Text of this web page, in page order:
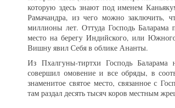
которую здесь знают под именем
Рамачандра, из чего можно заключить,
миллионы лет. Оттуда Господь Баларама
место на берегу Индийского, или
Вишну явил Себя в облике Ананты.
Из Пхалгуны-тиртхи Господь Баларама
совершил омовение и все обряды, в
знаменитое святое место, связанное с
там раздал десять тысяч коров местным